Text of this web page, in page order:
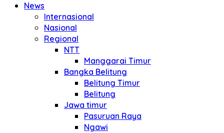
News
Internasional
Nasional
Regional
NTT
Manggarai Timur
Bangka Belitung
Belitung Timur
Belitung
Jawa timur
Pasuruan Raya
Ngawi